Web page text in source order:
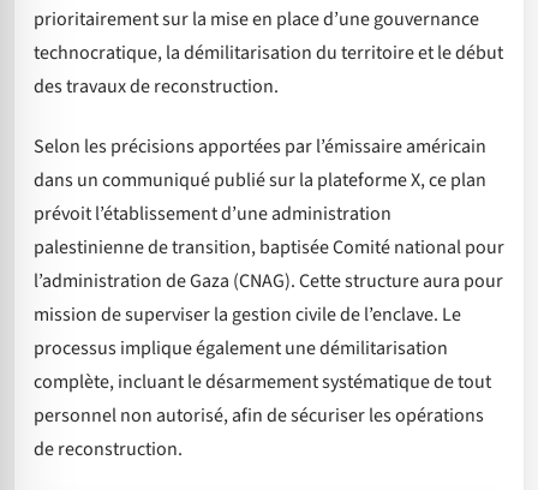
prioritairement sur la mise en place d’une gouvernance
technocratique, la démilitarisation du territoire et le début
des travaux de reconstruction.
Selon les précisions apportées par l’émissaire américain
dans un communiqué publié sur la plateforme X, ce plan
prévoit l’établissement d’une administration
palestinienne de transition, baptisée Comité national pour
l’administration de Gaza (CNAG). Cette structure aura pour
mission de superviser la gestion civile de l’enclave. Le
processus implique également une démilitarisation
complète, incluant le désarmement systématique de tout
personnel non autorisé, afin de sécuriser les opérations
de reconstruction.